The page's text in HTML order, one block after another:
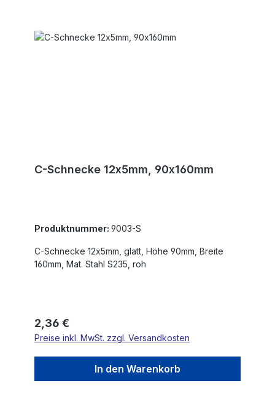
C-Schnecke 12x5mm, 90x160mm
Produktnummer: 9003-S
C-Schnecke 12x5mm, glatt, Höhe 90mm, Breite
160mm, Mat. Stahl S235, roh
Regulärer Preis:
2,36 €
Preise inkl. MwSt. zzgl. Versandkosten
In den Warenkorb